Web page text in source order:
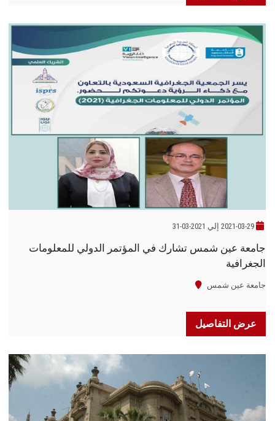
2021-03-29 إلي 2021-03-31
جامعة عين شمس تشارك في المؤتمر الدولي للمعلومات
الجغرافية
جامعة عين شمس
عرض التفاصيل